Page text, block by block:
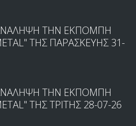
ΤΗΝ ΕΚΠΟΜΠΗ
ΤΗΣ ΠΑΡΑΣΚΕΥΗΣ 31-
ΤΗΝ ΕΚΠΟΜΠΗ
ΤΗΣ ΤΡΙΤΗΣ 28-07-26